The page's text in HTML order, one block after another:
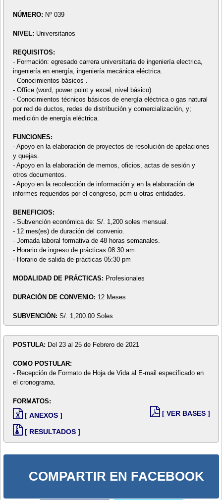
NÚMERO: Nº 039
NIVEL: Universitarios
REQUISITOS:
- Formación: egresado carrera universitaria de ingeniería electrica,
ingeniería en energía, ingeniería mecánica eléctrica.
- Conocimientos básicos .
- Office (word, power point y excel, nivel básico).
- Conocimientos técnicos básicos de energía eléctrica o gas natural
por red de ductos, redes de distribución y comercialización, y;
medición de energía eléctrica.
FUNCIONES:
- Apoyo en la elaboración de proyectos de resolución de apelaciones
y quejas.
- Apoyo en la elaboración de memos, oficios, actas de sesión y
otros documentos.
- Apoyo en la recolección de información y en la elaboración de
informes requeridos por el congreso, pcm u otras entidades.
BENEFICIOS:
- Subvención económica de: S/. 1,200 soles mensual.
- 12 mes(es) de duración del convenio.
- Jornada laboral formativa de 48 horas semanales.
- Horario de ingreso de prácticas 08:30 am.
- Horario de salida de prácticas 05:30 pm
MODALIDAD DE PRÁCTICAS: Profesionales
DURACIÓN DE CONVENIO: 12 Meses
SUBVENCIÓN: S/. 1,200.00 Soles
POSTULA: Del 23 al 25 de Febrero de 2021
COMO POSTULAR:
- Recepción de Formato de Hoja de Vida al E-mail especificado en
el cronograma.
FORMATOS:
[ ANEXOS ]
[ RESULTADOS ]
[ VER BASES ]
COMPARTIR EN FACEBOOK